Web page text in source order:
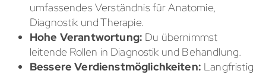
umfassendes Verständnis für Anatomie,
Diagnostik und Therapie.
Hohe Verantwortung: Du übernimmst
leitende Rollen in Diagnostik und Behandlung.
Bessere Verdienstmöglichkeiten: Langfristig